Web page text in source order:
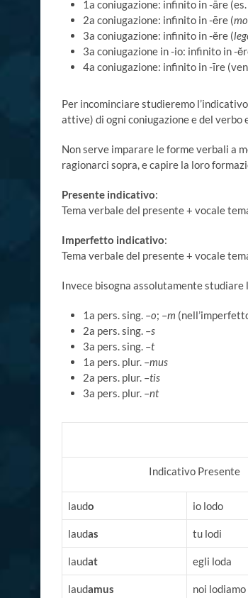
1a coniugazione: infinito in -āre (es.
2a coniugazione: infinito in -ēre (
3a coniugazione: infinito in -ĕre (
3a coniugazione in -io: infinito in -
4a coniugazione: infinito in -īre
Per incominciare studieremo
attive) di ogni coniugazione e del verbo
Non serve imparare le forme verbali a
ragionarci sopra, e capire la loro
Presente indicativo:
Tema verbale del presente + vocale
Imperfetto indicativo:
Tema verbale del presente + vocale
Invece bisogna assolutamente
1a pers. sing. –o; –m
2a pers. sing. –s
3a pers. sing. –t
1a pers. plur. –mus
2a pers. plur. –tis
3a pers. plur. –nt
Indicativo Presente
laudo io lodo
laudas tu lodi
laudat egli loda
laudamus noi lodiamo